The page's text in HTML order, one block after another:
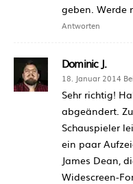
geben. Werde
Antworten
Dominic J.
18. Januar 2014
Sehr richtig!
abgeändert.
Schauspieler
ein paar
James Dean,
Widescreen-